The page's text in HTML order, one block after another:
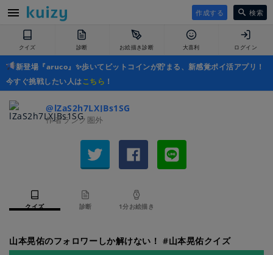
作成する 検索
クイズ 診断 お絵描き診断 大喜利 ログイン
新登場『aruco』✨歩いてビットコインが貯まる、新感覚ポイ活アプリ！
今すぐ挑戦したい人はこちら ！
@lZaS2h7LXJBs1SG
作者ランク圏外
クイズ 診断 1分お絵描き
山本晃佑のフォロワーしか解けない！ #山本晃佑クイズ